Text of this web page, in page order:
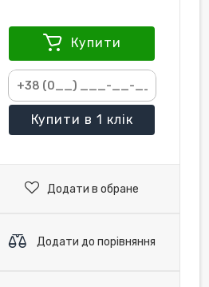
Купити
Купити в 1 клік
Додати в обране
Додати до порівняння